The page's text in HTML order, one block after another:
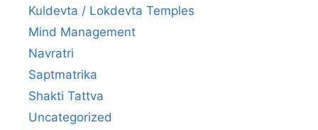
Kuldevta / Lokdevta Temples
Mind Management
Navratri
Saptmatrika
Shakti Tattva
Uncategorized